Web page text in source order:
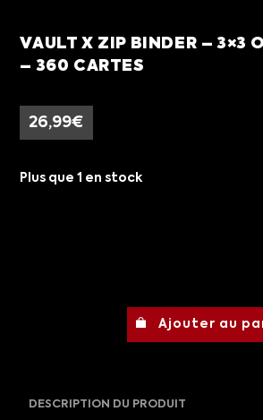
VAULT X ZIP BINDER – 3×3
– 360 CARTES
26,99€
Plus que 1 en stock
Ajouter au
DESCRIPTION DU PRODUIT